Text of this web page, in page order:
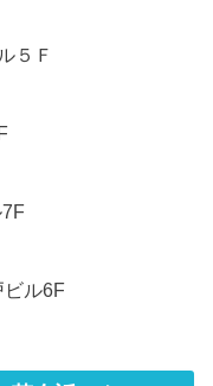
５Ｆ
ビル6F